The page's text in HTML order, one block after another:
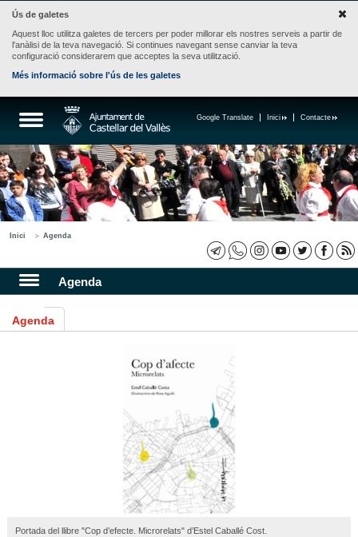
Ús de galetes
Aquest lloc utilitza galetes de tercers per poder millorar els nostres serveis a partir de
l'anàlisi de la teva navegació. Si continues navegant sense canviar la teva
configuració considerarem que acceptes la seva utilització.
Més informació sobre l'ús de les galetes
Contacte
Inici
Google Translate
Inici Agenda
Agenda
Agenda
Portada del llibre "Cop d’efecte. Microrelats" d’Estel Caballé Cost.